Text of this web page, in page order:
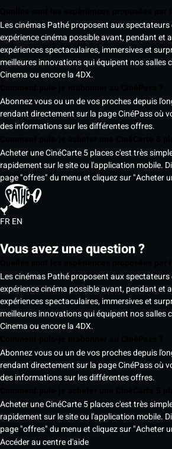
Les cinémas Pathé proposent aux spectateurs
expérience cinéma possible avant, pendant et
expériences spectaculaires, immersives et
meilleures innovations qui équipent nos salles
Cinema ou encore la 4DX.
Abonnez vous ou un de vos proches depuis
rendant directement sur la page CinéPass où
des informations sur les différentes offres.
Acheter une CinéCarte 5 places c'est très
rapidement sur le site ou l'application mobile.
page "offres" du menu et cliquez sur "Acheter
FREN
Vous avez une question ?
Les cinémas Pathé proposent aux spectateurs
expérience cinéma possible avant, pendant et
expériences spectaculaires, immersives et
meilleures innovations qui équipent nos salles
Cinema ou encore la 4DX.
Abonnez vous ou un de vos proches depuis
rendant directement sur la page CinéPass où
des informations sur les différentes offres.
Acheter une CinéCarte 5 places c'est très
rapidement sur le site ou l'application mobile.
page "offres" du menu et cliquez sur "Acheter
Accéder au centre d'aide